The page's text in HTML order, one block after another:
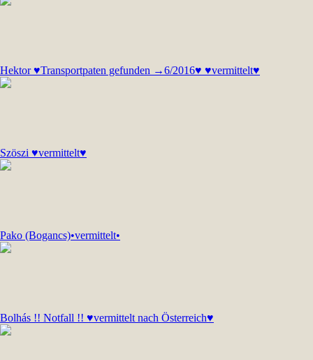
Hektor ♥Transportpaten gefunden →6/2016♥ ♥vermittelt♥
Szöszi ♥vermittelt♥
Pako (Bogancs)•vermittelt•
Bolhás !! Notfall !! ♥vermittelt nach Österreich♥